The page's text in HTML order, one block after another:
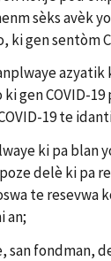
sèks avèk
ki gen sentòm
azyatik
gen COVID-
19 te
ki pa blan
delè ki pa
te resevwa
an;
san fondman,